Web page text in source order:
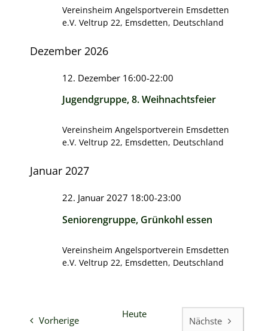
Vereinsheim Angelsportverein Emsdetten
e.V. Veltrup 22, Emsdetten, Deutschland
Dezember 2026
Jugendgruppe, 8. Weihnachtsfeier
12. Dezember 16:00-22:00
Vereinsheim Angelsportverein Emsdetten
e.V. Veltrup 22, Emsdetten, Deutschland
Januar 2027
Seniorengruppe, Grünkohl essen
22. Januar 2027 18:00-23:00
Vereinsheim Angelsportverein Emsdetten
e.V. Veltrup 22, Emsdetten, Deutschland
VorherigeVeranstaltungen
Heute
Nächste